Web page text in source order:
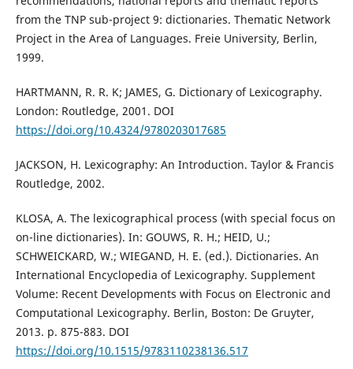
from the TNP sub-project 9: dictionaries. Thematic Network
Project in the Area of Languages. Freie University, Berlin,
1999.
HARTMANN, R. R. K; JAMES, G. Dictionary of Lexicography.
London: Routledge, 2001. DOI
https://doi.org/10.4324/9780203017685
JACKSON, H. Lexicography: An Introduction. Taylor & Francis
Routledge, 2002.
KLOSA, A. The lexicographical process (with special focus on
on-line dictionaries). In: GOUWS, R. H.; HEID, U.;
SCHWEICKARD, W.; WIEGAND, H. E. (ed.). Dictionaries. An
International Encyclopedia of Lexicography. Supplement
Volume: Recent Developments with Focus on Electronic and
Computational Lexicography. Berlin, Boston: De Gruyter,
2013. p. 875-883. DOI
https://doi.org/10.1515/9783110238136.517